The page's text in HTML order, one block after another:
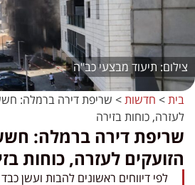
תיעוד מבצעי כב"ה
בית> חדשות> שריפת דירה ברמלה:
לעזרה, כוחות בזירה
שריפת דירה ברמלה:
הזועקים לעזרה, כוחות
לפי דיווחים ראשונים להבות ועשן